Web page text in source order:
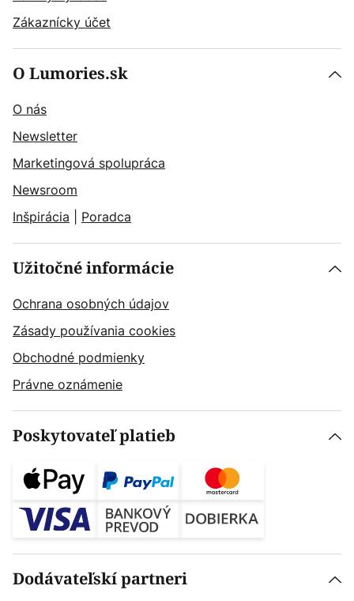
Zákaznícky účet
O Lumories.sk
O nás
Newsletter
Marketingová spolupráca
Newsroom
Inšpirácia
Poradca
Užitočné informácie
Ochrana osobných údajov
Zásady používania cookies
Obchodné podmienky
Právne oznámenie
Poskytovateľ platieb
Dodávateľskí partneri